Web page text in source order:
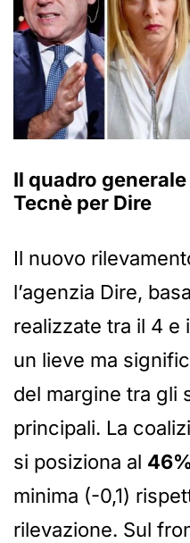
Il quadro
Tecnè per Dire
Il nuovo
l’agenzia Dire,
realizzate tra il 4 e
un lieve ma
del margine tra gli
principali. La
si posiziona al
minima (-0,1)
rilevazione. Sul